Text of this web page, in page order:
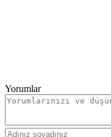
Yorumlar